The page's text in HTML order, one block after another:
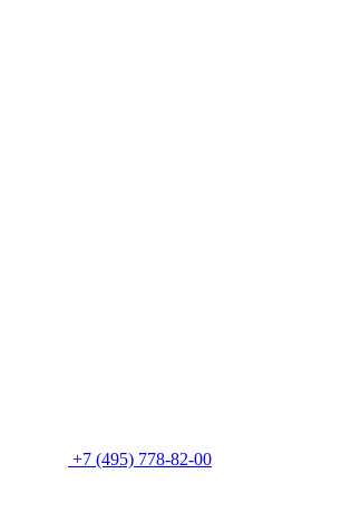
+7 (495) 778-82-00